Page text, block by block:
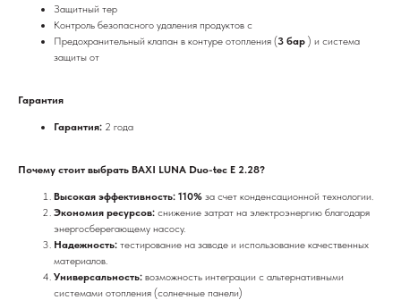
Защитный тер
Контроль безопасного удаления продуктов с
Предохранительный клапан в контуре отопления (3 бар ) и система
защиты от
Гарантия
Гарантия: 2 года
Почему стоит выбрать BAXI LUNA Duo-tec E 2.28?
Высокая эффективность: 110% за счет конденсационной технологии.
Экономия ресурсов: снижение затрат на электроэнергию благодаря
энергосберегающему насосу.
Надежность: тестирование на заводе и использование качественных
материалов.
Универсальность: возможность интеграции с альтернативными
системами отопления (солнечные панели)